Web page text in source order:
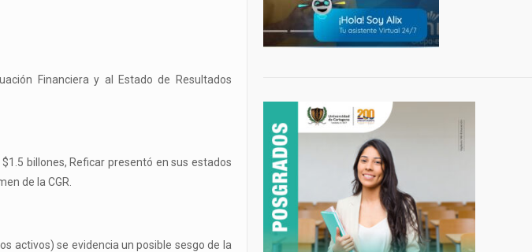
Financiera y al Estado de Resultados
billones, Reficar presentó en sus estados
de la CGR.
activos) se evidencia un posible sesgo de la